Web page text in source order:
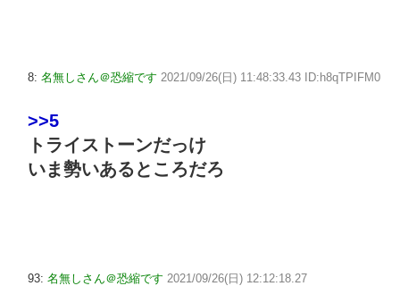
8: 名無しさん＠恐縮です 2021/09/26(日) 11:48:33.43 ID:h8qTPIFM0
>>5
トライストーンだっけ
いま勢いあるところだろ
93: 名無しさん＠恐縮です 2021/09/26(日) 12:12:18.27